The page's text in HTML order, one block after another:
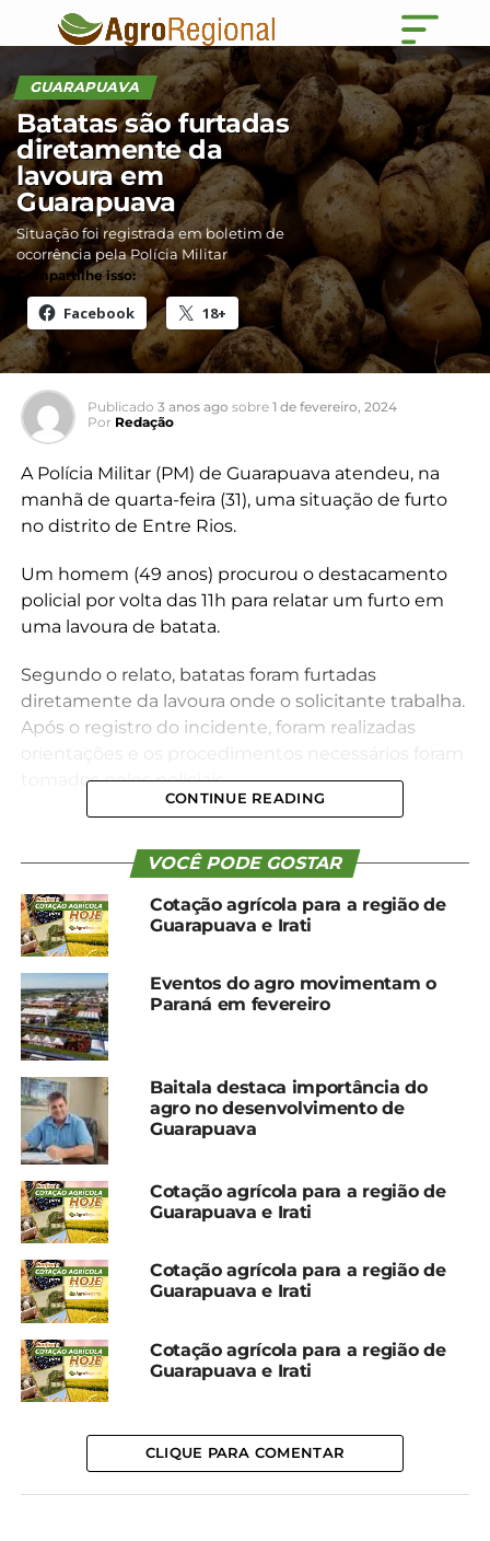
GUARAPUAVA
Batatas são furtadas
diretamente da
lavoura em
Guarapuava
Situação foi registrada em boletim de
ocorrência pela Polícia Militar
Compartilhe isso:
Facebook 18+
Publicado 3 anos ago sobre 1 de fevereiro, 2024
Por Redação
A Polícia Militar (PM) de Guarapuava atendeu, na
manhã de quarta-feira (31), uma situação de furto
no distrito de Entre Rios.
Um homem (49 anos) procurou o destacamento
policial por volta das 11h para relatar um furto em
uma lavoura de batata.
Segundo o relato, batatas foram furtadas
diretamente da lavoura onde o solicitante trabalha.
Após o registro do incidente, foram realizadas
orientações e os procedimentos necessários foram
tomados pelos policiais.
Compartilhe isso:
Facebook 18+
Relacionado
Homem é preso após
furtar batatas em
plantação em
Guarapuava
25 de novembro, 2025
Em "Guarapuava"
6 de março, 2024
Em "Ivaí"
DER/PR alerta que pegar
madeiras de rodovias em
obras configura crime de
furto
1 de outubro, 2025
Em "Guarapuava"
TÓPICOS RELACIONADOS: BATATA
FURTO
GUARAPUAVA
POLÍCIA MILITAR
Drone doado à Unicentro reforçará
atividades nas áreas agrárias e ambientais
NÃO PERCA
CONTINUE READING
VOCÊ PODE GOSTAR
Cotação agrícola para a região de
Guarapuava e Irati
Eventos do agro movimentam o
Paraná em fevereiro
Baitala destaca importância do
agro no desenvolvimento de
Guarapuava
Cotação agrícola para a região de
Guarapuava e Irati
Cotação agrícola para a região de
Guarapuava e Irati
Cotação agrícola para a região de
Guarapuava e Irati
CLIQUE PARA COMENTAR